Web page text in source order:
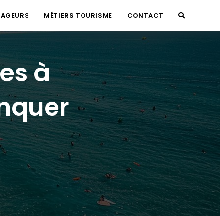
MÉTIERS TOURISME CONTACT TOGGLE
SEARCH
à